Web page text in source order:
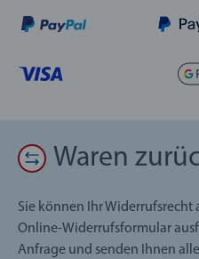
Waren
Sie können Ihr Widerrufsrecht
Online-Widerrufsformular
Anfrage und senden Ihnen